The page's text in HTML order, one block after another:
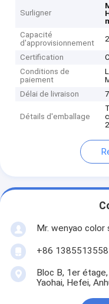
Surligner
Capacité
d'approvisionnement
Certification
Conditions de
paiement
Délai de livraison
Détails d'emballage
Mr. wenyao color
+86
Bloc B, 1er
Yaohai, Hefei,